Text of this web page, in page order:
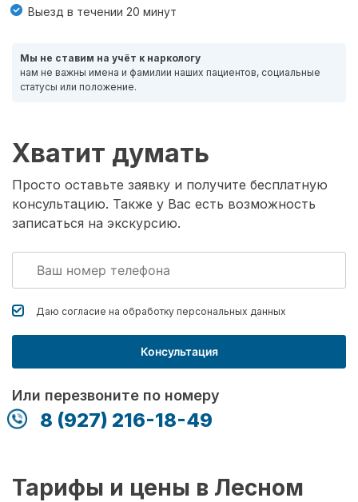
Выезд в течении 20 минут
Мы не ставим на учёт к наркологу
нам не важны имена и фамилии наших пациентов, социальные
статусы или положение.
Хватит думать
Просто оставьте заявку и получите бесплатную
консультацию. Также у Вас есть возможность
записаться на экскурсию.
Даю согласие на обработку персональных данных
Консультация
Или перезвоните по номеру
8 (927) 216-18-49
Тарифы и цены в Лесном